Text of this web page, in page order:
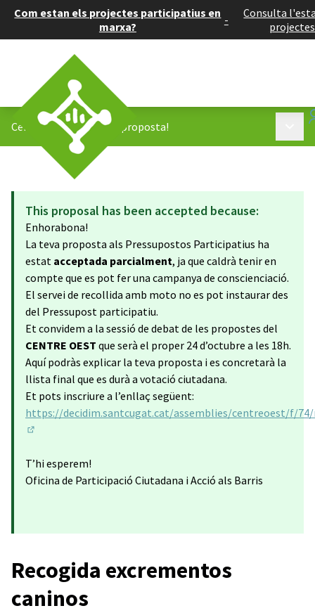
Com estan els projectes participatius en
marxa?
-
Consulta
Centre Oest /Tinc una proposta!
This proposal has been accepted because:
Enhorabona!
La teva proposta als Pressupostos Participatius ha
estat acceptada parcialment, ja que caldrà tenir en
compte que es pot fer una campanya de conscienciació.
El servei de recollida amb moto no es pot instaurar des
del Pressupost participatiu.
Et convidem a la sessió de debat de les propostes del
CENTRE OEST que serà el proper 24 d’octubre a les 18h.
Aquí podràs explicar la teva proposta i es concretarà la
llista final que es durà a votació ciutadana.
Et pots inscriure a l’enllaç següent:
https://decidim.santcugat.cat/assemblies/centreoest/f/
T’hi esperem!
Oficina de Participació Ciutadana i Acció als Barris
Recogida excrementos
caninos